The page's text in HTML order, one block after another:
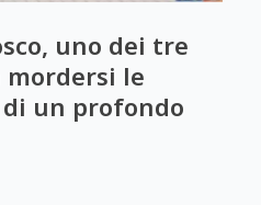
uno dei tre
le
un profondo